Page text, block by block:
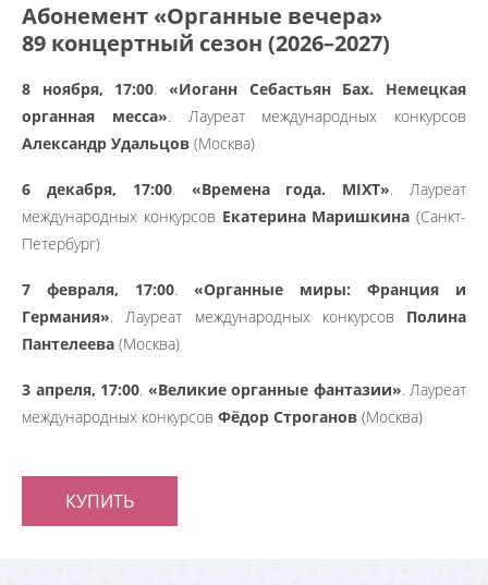
Абонемент «Органные вечера»
89 концертный сезон (2026–2027)
8 ноября, 17:00.«Иоганн Себастьян Бах. Немецкая
органная месса». Лауреат международных конкурсов
Александр Удальцов (Москва)
6 декабря, 17:00. «Времена года. MIXT». Лауреат
международных конкурсов Екатерина Маришкина (Санкт-
Петербург)
7 февраля, 17:00. «Органные миры: Франция и
Германия». Лауреат международных конкурсов Полина
Пантелеева (Москва)
3 апреля, 17:00. «Великие органные фантазии». Лауреат
международных конкурсов Фёдор Строганов (Москва)
КУПИТЬ